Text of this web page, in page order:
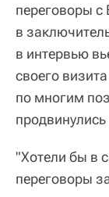
переговоры с
в
в интервью
своего
по многим
"Хотели бы в
переговоры